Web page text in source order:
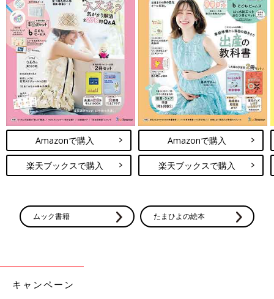
Amazonで購入
楽天ブックスで購入
Amazonで購入
楽天ブックスで購入
ムック書籍 たまひよの絵本
キャンペーン